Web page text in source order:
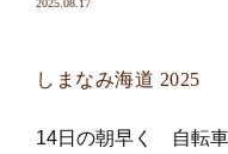
2025.08.17
しまなみ海道 2025
14日の朝早く 自転車